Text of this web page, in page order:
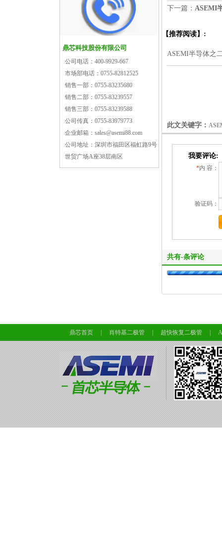
下一篇： ASEMI
【推荐阅读】:
ASEMI半导体之
此文关键字：
我要评论:
*内 容：
验证码：
共有-条评论
鼎芯科技股份有限公司
公司电话： 400-9929-667
市场部电话： 0755-82812525
销售一部： 0755-83235680
销售二部： 0755-83239557
销售三部： 0755-83239588
公司传真： 0755-83979773
企业邮箱： sales@asemi88.com
公司地址： 深圳市福田区福虹路9号
世贸广场A座38层南区
鼎芯首页 肖特基二极管 超快恢复二极管